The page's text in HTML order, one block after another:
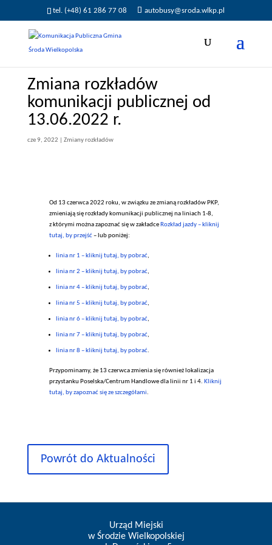
tel. (+48) 61 286 77 08 autobusy@sroda.wlkp.pl
Zmiana rozkładów
komunikacji publicznej od
13.06.2022 r.
cze 9, 2022 Zmiany rozkładów
Od 13 czerwca 2022 roku, w związku ze zmianą rozkładów PKP,
zmieniają się rozkłady komunikacji publicznej na liniach 1-8,
z którymi można zapoznać się w zakładce Rozkład jazdy – kliknij
tutaj, by przejść– lub poniżej:
linia nr 1 – kliknij tutaj, by pobrać,
linia nr 2 – kliknij tutaj, by pobrać,
linia nr 4 – kliknij tutaj, by pobrać,
linia nr 5 – kliknij tutaj, by pobrać,
linia nr 6 – kliknij tutaj, by pobrać,
linia nr 7 – kliknij tutaj, by pobrać,
linia nr 8 – kliknij tutaj, by pobrać.
Przypominamy, że 13 czerwca zmienia się również lokalizacja
przystanku Poselska/Centrum Handlowe dla linii nr 1 i 4. Kliknij
tutaj, by zapoznać się ze szczegółami.
Powrót do Aktualności
Urząd Miejski
w Środzie Wielkopolskiej